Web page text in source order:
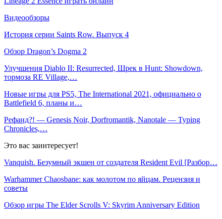
Видеообзоры
История серии Saints Row. Выпуск 4
Обзор Dragon’s Dogma 2
Улучшения Diablo II: Resurrected, Шрек в Hunt: Showdown,
тормоза RE Village,…
Новые игры для PS5, The International 2021, официально о
Battlefield 6, планы и…
Рефанд?! — Genesis Noir, Dorfromantik, Nanotale — Typing
Chronicles,…
Это вас заинтересует!
Vanquish. Безумный экшен от создателя Resident Evil [Разбор…
Warhammer Chaosbane: как молотом по яйцам. Рецензия и
советы
Обзор игры The Elder Scrolls V: Skyrim Anniversary Edition